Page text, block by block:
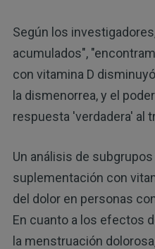
Según los
acumulados",
con vitamina D
la dismenorrea, y el
respuesta 'verdadera' al
Un análisis de
suplementación con
del dolor en personas
En cuanto a los efectos
la menstruación